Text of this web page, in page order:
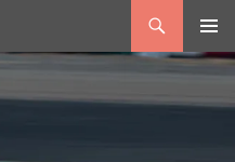
メインメ